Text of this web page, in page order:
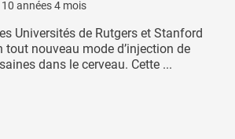
10 années 4 mois
Universités de Rutgers et Stanford
nouveau mode d’injection de
dans le cerveau. Cette ...